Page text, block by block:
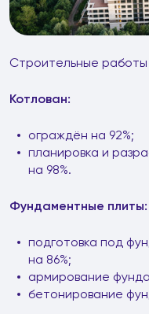
Строительные работы
Котлован:
ограждён на 92%;
планировка и
на 98%.
Фундаментные плиты:
подготовка под
на 86%;
армирование
бетонирование